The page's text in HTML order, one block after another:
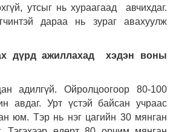
утсыг нь хураагаад авчихдаг.
дараа нь зураг авахуулж
дүрд ажиллахад хэдэн воны
адилгүй. Ойролцоогоор 80-100
авдаг. Урт үстэй байсан учраас
юм. Тэр нь нэг цагийн 30 мянган